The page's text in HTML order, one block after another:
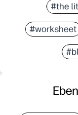
#the
#worksheet